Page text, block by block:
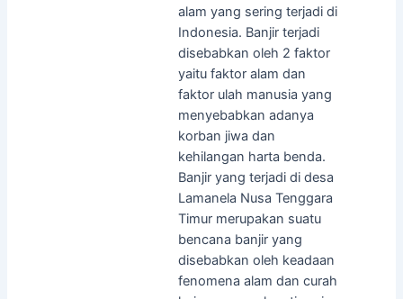
alam yang sering terjadi di
Indonesia. Banjir terjadi
disebabkan oleh 2 faktor
yaitu faktor alam dan
faktor ulah manusia yang
menyebabkan adanya
korban jiwa dan
kehilangan harta benda.
Banjir yang terjadi di desa
Lamanela Nusa Tenggara
Timur merupakan suatu
bencana banjir yang
disebabkan oleh keadaan
fenomena alam dan curah